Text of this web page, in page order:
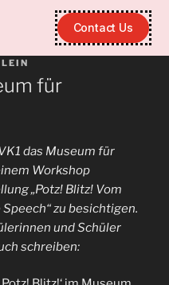
Contact Us
für
das Museum für
Workshop
„Potz! Blitz! Vom
zu besichtigen.
und Schüler
schreiben: